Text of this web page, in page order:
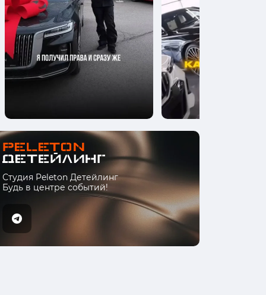
Студия Peleton Детейлинг
Будь в центре событий!